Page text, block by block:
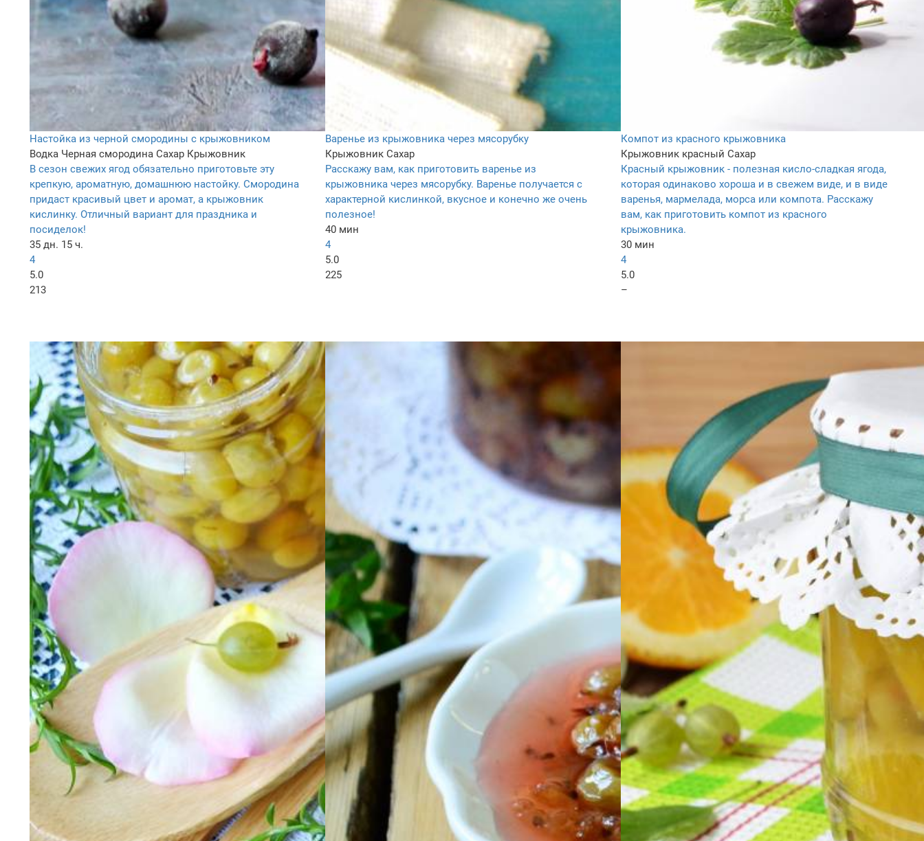
Настойка из черной смородины с крыжовником
Водка Черная смородина Сахар Крыжовник
В сезон свежих ягод обязательно приготовьте эту
крепкую, ароматную, домашнюю настойку. Смородина
придаст красивый цвет и аромат, а крыжовник
кислинку. Отличный вариант для праздника и
посиделок!
35 дн. 15 ч.
4
5.0
213
Варенье из крыжовника через мясорубку
Крыжовник Сахар
Расскажу вам, как приготовить варенье из
крыжовника через мясорубку. Варенье получается с
характерной кислинкой, вкусное и конечно же очень
полезное!
40 мин
4
5.0
225
Компот из красного крыжовника
Крыжовник красный Сахар
Красный крыжовник - полезная кисло-сладкая ягода,
которая одинаково хороша и в свежем виде, и в виде
варенья, мармелада, морса или компота. Расскажу
вам, как приготовить компот из красного
крыжовника.
30 мин
4
5.0
–